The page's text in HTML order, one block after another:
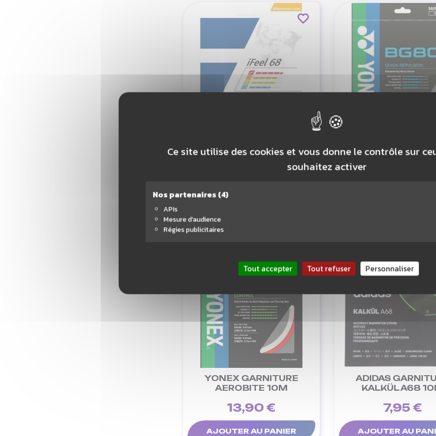
Ce site utilise des cookies et vous donne le contrôle sur
souhaitez activer
Nos partenaires(4)
APIs
Mesure d'audience
Régies publicitaires
Tout accepter Tout refuser Personnaliser
BABOLAT GARNITURE
IFEEL 68 10M
AJOUTER AU PANIER
YONEX
BG80 10M
YONEX GARNITURE
AEROBITE 10M
13,90 €
AJOUTER AU PANIER
ADIDAS
KALKÜL A68
7,95 €
AJOUTER AU